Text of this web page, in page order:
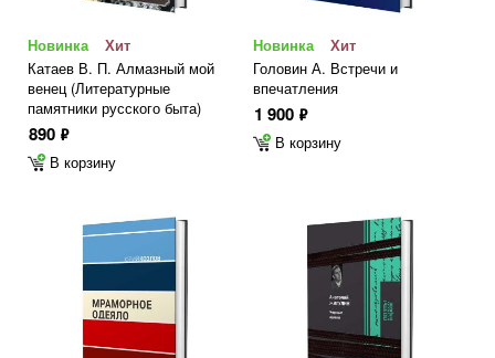
Новинка
Хит
Катаев В. П. Алмазный мой
венец (Литературные
памятники русского быта)
890 ф
В корзину
Новинка
Хит
Головин А. Встречи и
впечатления
1 900 ф
В корзину